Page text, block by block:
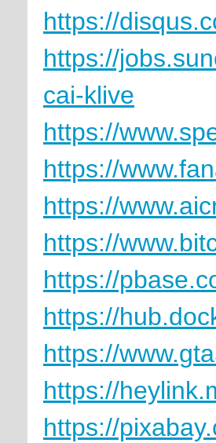
https://
https://
cai-klive
https://
https://
https://
https://
https://
https://
https://
https://
https://